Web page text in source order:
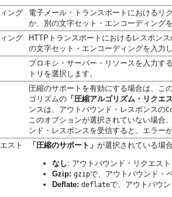
ング
電子メール・トランスポートにおけるリ
か、別の文字セット・エンコーディング
ング
HTTPトランスポートにおけるレスポン
の文字セット・エンコーディングを入力
プロキシ・サーバー・リソースを入力す
トリを選択します。
圧縮のサポートを有効にする場合は、こ
ゴリズムの 「圧縮アルゴリズム・リクエ
ンスは、アウトバウンド・レスポンスの
このオプションが選択されていない場合
ンド・レスポンスを受信すると、エラー
スト
「圧縮のサポート」 が選択されている場
なし: アウトバウンド・リクエス
Gzip: gzipで、アウトバウンド・
Deflate: deflateで、アウトバウ